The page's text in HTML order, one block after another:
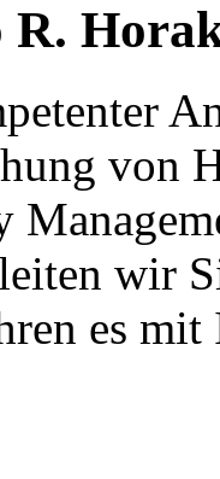
R.
von
wir
es